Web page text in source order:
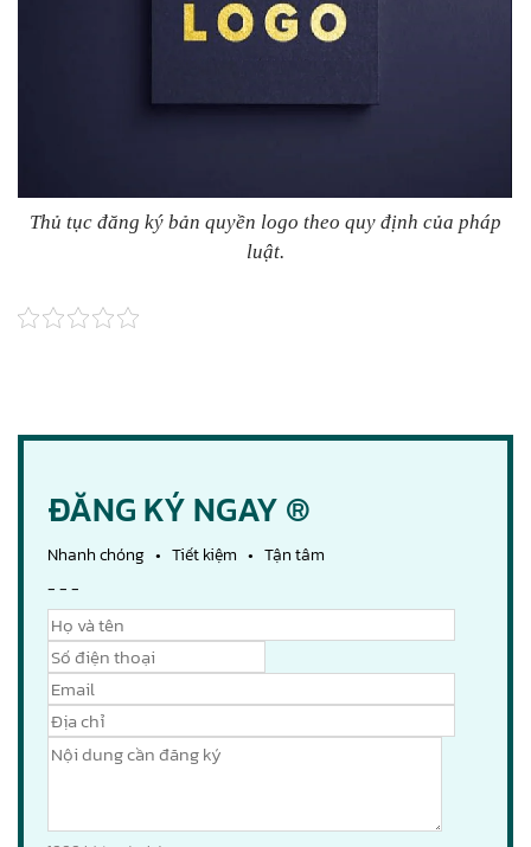
Thủ tục đăng ký bản quyền logo theo quy định của pháp
luật.
ĐĂNG KÝ NGAY ®
Nhanh chóng • Tiết kiệm • Tận tâm
- - -